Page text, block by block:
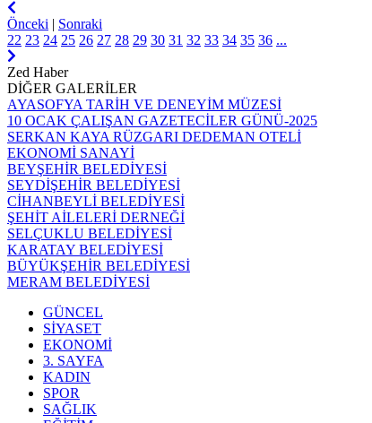
Önceki | Sonraki
22 23 24 25 26 27 28 29 30 31 32 33 34 35 36 ...
Zed Haber
DİĞER GALERİLER
AYASOFYA TARİH VE DENEYİM MÜZESİ
10 OCAK ÇALIŞAN GAZETECİLER GÜNÜ-2025
SERKAN KAYA RÜZGARI DEDEMAN OTELİ
EKONOMİ SANAYİ
BEYŞEHİR BELEDİYESİ
SEYDİŞEHİR BELEDİYESİ
CİHANBEYLİ BELEDİYESİ
ŞEHİT AİLELERİ DERNEĞİ
SELÇUKLU BELEDİYESİ
KARATAY BELEDİYESİ
BÜYÜKŞEHİR BELEDİYESİ
MERAM BELEDİYESİ
GÜNCEL
SİYASET
EKONOMİ
3. SAYFA
KADIN
SPOR
SAĞLIK